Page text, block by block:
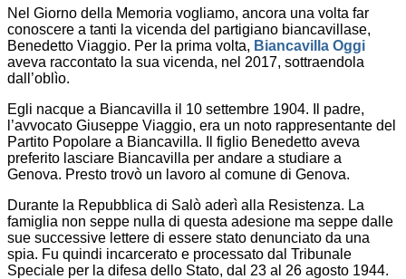
Nel Giorno della Memoria vogliamo, ancora una volta far
conoscere a tanti la vicenda del partigiano biancavillase,
Benedetto Viaggio. Per la prima volta, Biancavilla Oggi
aveva raccontato la sua vicenda, nel 2017, sottraendola
dall’oblìo.
Egli nacque a Biancavilla il 10 settembre 1904. Il padre,
l’avvocato Giuseppe Viaggio, era un noto rappresentante del
Partito Popolare a Biancavilla. Il figlio Benedetto aveva
preferito lasciare Biancavilla per andare a studiare a
Genova. Presto trovò un lavoro al comune di Genova.
Durante la Repubblica di Salò aderì alla Resistenza. La
famiglia non seppe nulla di questa adesione ma seppe dalle
sue successive lettere di essere stato denunciato da una
spia. Fu quindi incarcerato e processato dal Tribunale
Speciale per la difesa dello Stato, dal 23 al 26 agosto 1944.